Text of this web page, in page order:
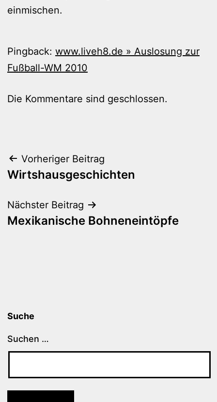
einmischen.
Pingback: www.liveh8.de » Auslosung zur
Fußball-WM 2010
Die Kommentare sind geschlossen.
Beitragsnavigation
Vorheriger Beitrag
Wirtshausgeschichten
Nächster Beitrag
Mexikanische Bohneneintöpfe
Suche
Suchen …